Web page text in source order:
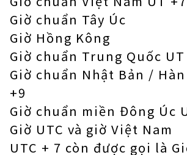
Giờ chuẩn Tây Úc
Giờ Hồng Kông
Giờ chuẩn Trung Quốc UT
Giờ chuẩn Nhật Bản /
+9
Giờ chuẩn miền Đông Úc
Giờ UTC và giờ Việt Nam
UTC + 7 còn được gọi là